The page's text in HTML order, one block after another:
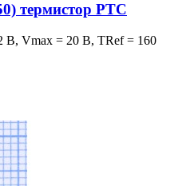
термистор PTC
В, Vmax = 20 В, TRef = 160